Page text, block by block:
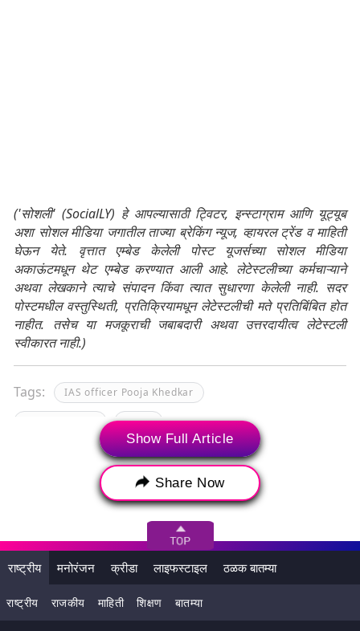
('सोशली' (SocialLY) हे आपल्यासाठी ट्विटर, इन्स्टाग्राम आणि यूट्यूब
अशा सोशल मीडिया जगातील ताज्या ब्रेकिंग न्यूज, व्हायरल ट्रेंड व माहिती
घेऊन येते. वृत्तात एम्बेड केलेली पोस्ट यूजर्सच्या सोशल मीडिया
अकाऊंटमधून थेट एम्बेड करण्यात आली आहे. लेटेस्टलीच्या कर्मचाऱ्याने
अथवा लेखकाने त्याचे संपादन किंवा त्यात सुधारणा केलेली नाही. सदर
पोस्टमधील वस्तुस्थिती, प्रतिक्रियामधून लेटेस्टलीची मते प्रतिबिंबित होत
नाहीत. तसेच या मजकूराची जबाबदारी अथवा उत्तरदायीत्व लेटेस्टली
स्वीकारत नाही.)
Tags: IAS officer Pooja Khedkar
UPSC
आयएएस अधिकारी पूजा खेडकर पूजा खेडकर
Show Full Article
Share Now
राष्ट्रीय मनोरंजन क्रीडा लाइफस्टाइल ठळक बातम्या
राष्ट्रीय राजकीय माहिती शिक्षण बातम्या